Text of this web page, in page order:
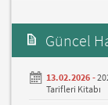
Güncel
13.02.2026 -
Tarifleri Kitabı